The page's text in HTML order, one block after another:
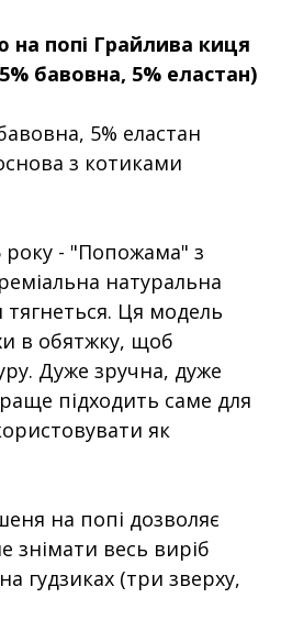
попі Грайлива киця
бавовна, 5% еластан)
5% еластан
з котиками
року - "Попожама" з
натуральна
Ця модель
в обятжку, щоб
Дуже зручна, дуже
підходить саме для
як
на попі дозволяє
знімати весь виріб
гудзиках (три зверху,